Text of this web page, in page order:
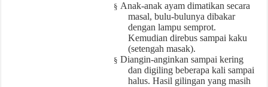
§ Anak-anak ayam dimatikan secara
masal, bulu-bulunya dibakar
dengan lampu semprot.
Kemudian direbus sampai kaku
(setengah masak).
§ Diangin-anginkan sampai kering
dan digiling beberapa kali sampai
halus. Hasil gilingan yang masih